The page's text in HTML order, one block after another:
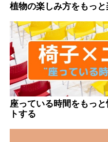
植物の楽しみ方をもっ
座っている時間をもっ
トする